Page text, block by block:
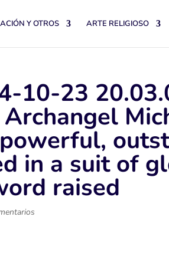
Y OTROS ARTE RELIGIOSO
10-23
in a suit of
raised